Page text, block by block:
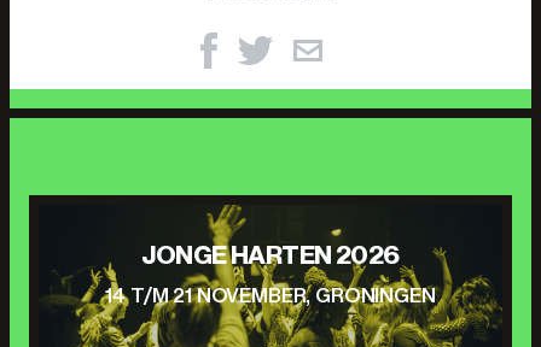
JONGE HARTEN 2026
14 T/M 21 NOVEMBER, GRONINGEN